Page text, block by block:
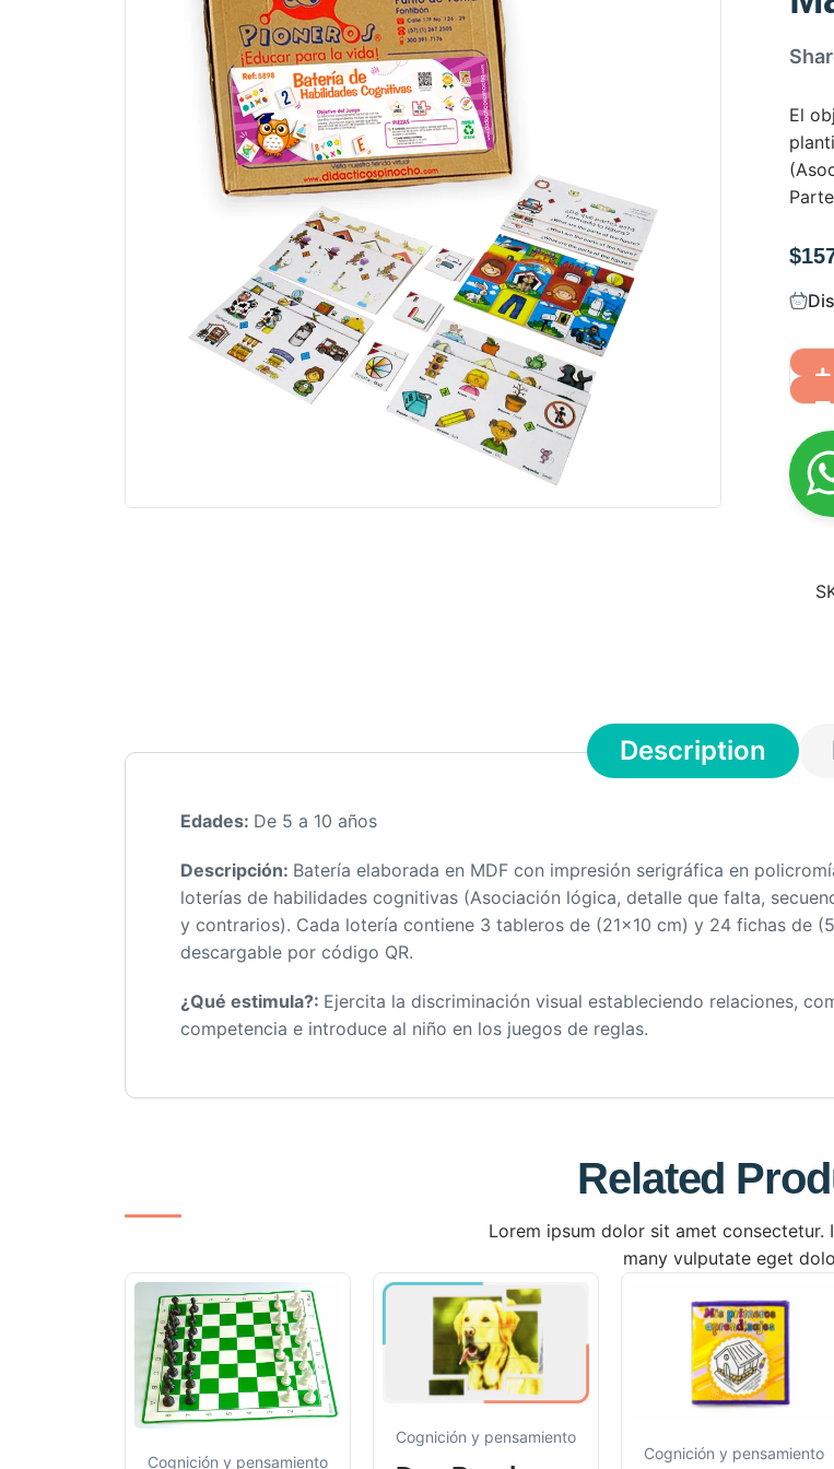
d
e
n
0
d
5
El
$
Description
Edades: De 5 a 10 años
Descripción: Batería elaborada en MDF con impresión serigráfica en
loterías de habilidades cognitivas (Asociación lógica, detalle que falta,
y contrarios). Cada lotería contiene 3 tableros de (21×10 cm) y 24 fichas de
descargable por código QR.
¿Qué estimula?: Ejercita la discriminación visual estableciendo relaciones,
competencia e introduce al niño en los juegos de reglas.
Related
Lorem ipsum dolor sit amet consectetur.
many vulputate eget
Cognición y pensamiento
Cognición y pensamiento
Cognición y pensamiento